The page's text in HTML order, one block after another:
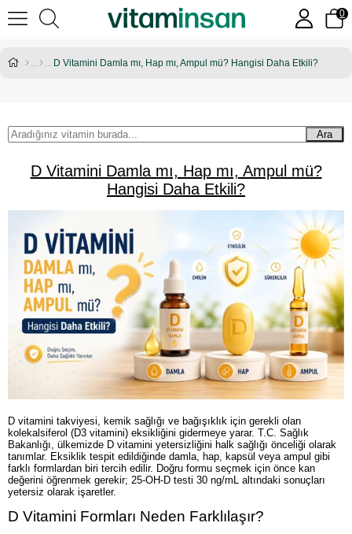
0
D Vitamini Damla mı, Hap mı, Ampul mü? Hangisi Daha Etkili?
Ara
D Vitamini Damla mı, Hap mı, Ampul mü?
Hangisi Daha Etkili?
D vitamini takviyesi, kemik sağlığı ve bağışıklık için gerekli olan
kolekalsiferol (D3 vitamini) eksikliğini gidermeye yarar. T.C. Sağlık
Bakanlığı, ülkemizde D vitamini yetersizliğini halk sağlığı önceliği olarak
tanımlar. Eksiklik tespit edildiğinde damla, hap, kapsül veya ampul gibi
farklı formlardan biri tercih edilir. Doğru formu seçmek için önce kan
değerini öğrenmek gerekir; 25-OH-D testi 30 ng/mL altındaki sonuçları
yetersiz olarak işaretler.
D Vitamini Formları Neden Farklılaşır?